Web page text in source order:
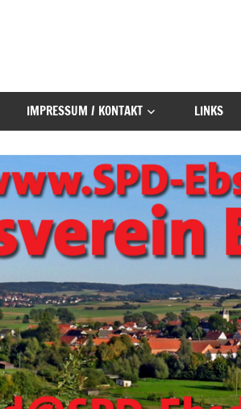
IMPRESSUM / KONTAKT LINKS